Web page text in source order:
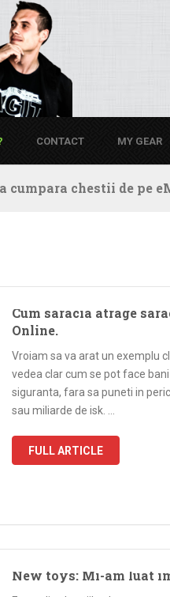
CONTACT MY GEAR
cumpara chestii de pe
Cum saracia atrage
Online.
Vroiam sa va arat un exemplu
vedea clar cum se pot face
siguranta, fara sa puneti in
sau miliarde de isk. …
FULL ARTICLE
New toys: Mi-am luat